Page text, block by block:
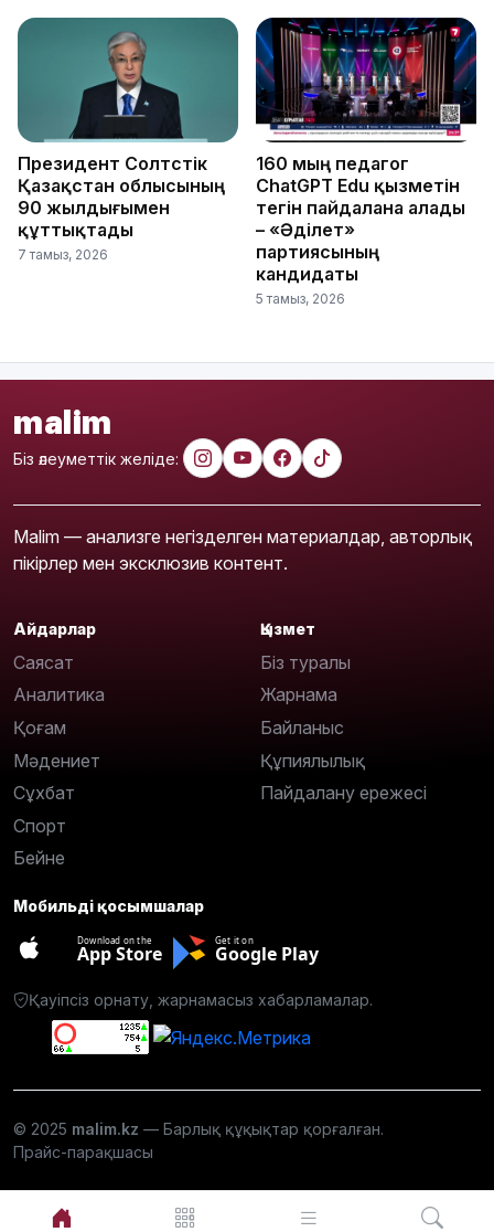
Президент Солтүстік
Қазақстан облысының
90 жылдығымен
құттықтады
7 тамыз, 2026
160 мың педагог
ChatGPT Edu қызметін
тегін пайдалана алады
– «Әділет»
партиясының
кандидаты
5 тамыз, 2026
malim
Біз әлеуметтік желіде:
Malim — анализге негізделген материалдар, авторлық
пікірлер мен эксклюзив контент.
Айдарлар
Саясат
Аналитика
Қоғам
Мәдениет
Сұхбат
Спорт
Бейне
Қызмет
Біз туралы
Жарнама
Байланыс
Құпиялылық
Пайдалану ережесі
Мобильді қосымшалар
Download on the
App Store
Get it on
Google Play
Қауіпсіз орнату, жарнамасыз хабарламалар.
© 2025 malim.kz — Барлық құқықтар қорғалған.
Прайс-парақшасы